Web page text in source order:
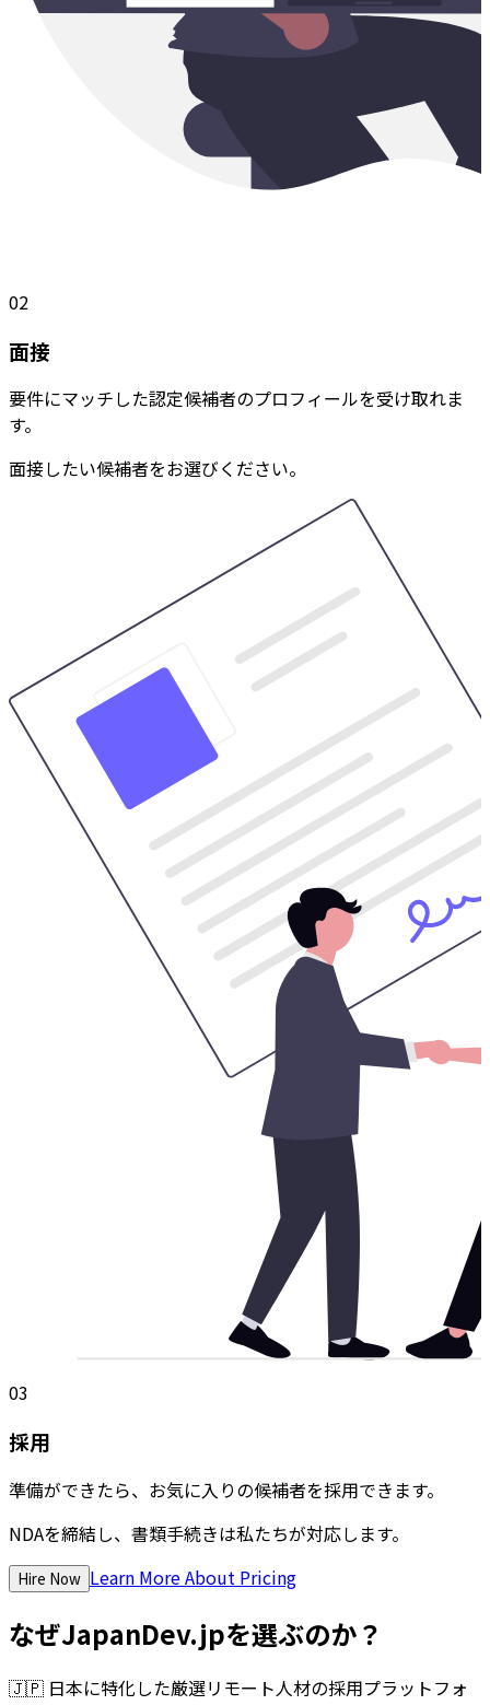
02
面接
要件にマッチした認定候補者のプロフィールを受け取れま
す。
面接したい候補者をお選びください。
03
採用
準備ができたら、お気に入りの候補者を採用できます。
NDAを締結し、書類手続きは私たちが対応します。
Hire Now Learn More About Pricing
なぜJapanDev.jpを選ぶのか？
🇯🇵 日本に特化した厳選リモート人材の採用プラットフォ